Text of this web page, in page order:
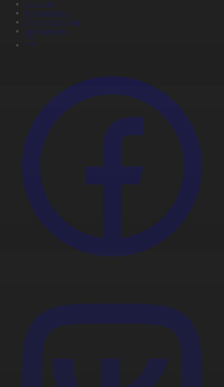
Жобалар
Телехикаялар
Мультсериалдар
Видеоархив